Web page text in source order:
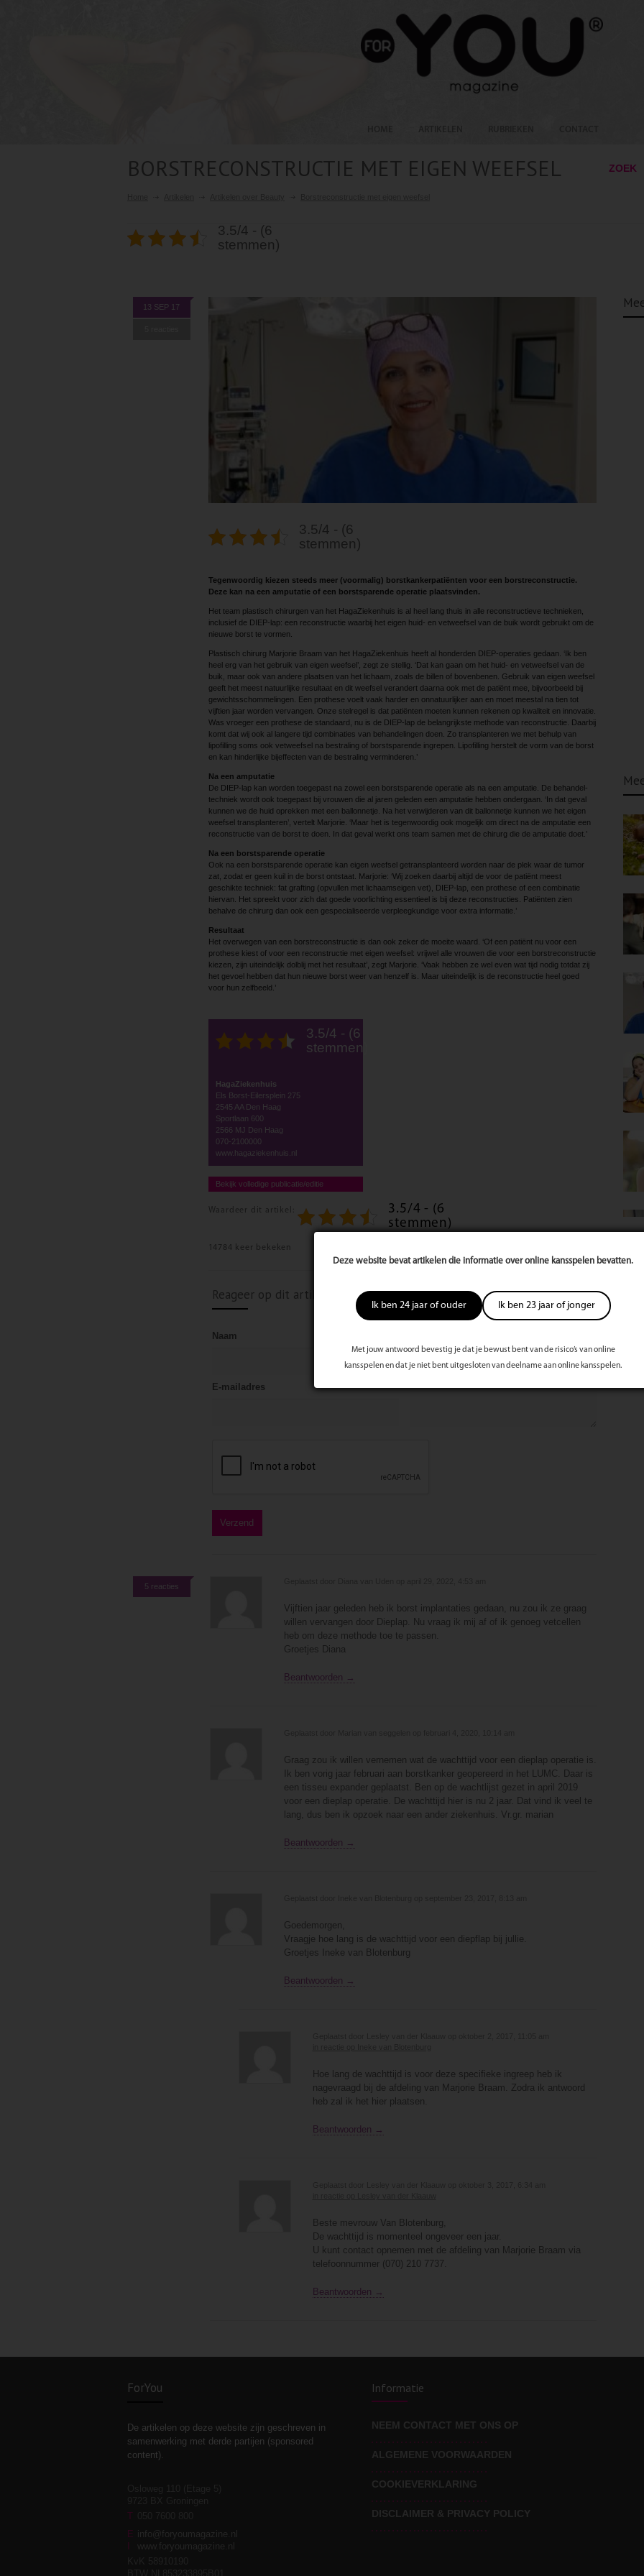
Deze website bevat artikelen die informatie over online kansspelen bevatten.
Ik ben 24 jaar of ouder Ik ben 23 jaar of jonger
Met jouw antwoord bevestig je dat je bewust bent van de risico’s van online
kansspelen en dat je niet bent uitgesloten van deelname aan online kansspelen.
BORSTRECONSTRUCTIE MET EIGEN WEEFSEL ZOEK
3.5/4 - (6
stemmen)
13 SEP 17
3.5/4 - (6
stemmen)
Tegenwoordig kiezen steeds meer (voormalig) borstkankerpatiënten voor een borstreconstructie.
Deze kan na een amputatie of een borstsparende operatie plaatsvinden.
Het team plastisch chirurgen van het HagaZiekenhuis is al heel lang thuis in alle reconstructieve technieken,
inclusief de DIEP-lap: een reconstructie waarbij het eigen huid- en vetweefsel van de buik wordt gebruikt om de
nieuwe borst te vormen.
Plastisch chirurg Marjorie Braam van het HagaZiekenhuis heeft al honderden DIEP-operaties gedaan. ‘Ik ben
heel erg van het gebruik van eigen weefsel’, zegt ze stellig. ‘Dat kan gaan om het huid- en vetweefsel van de
buik, maar ook van andere plaatsen van het lichaam, zoals de billen of bovenbenen. Gebruik van eigen weefsel
geeft het meest natuurlijke resultaat en dit weefsel verandert daarna ook met de patiënt mee, bijvoorbeeld bij
gewichtsschommelingen. Een prothese voelt vaak harder en onnatuurlijker aan en moet meestal na tien tot
vijftien jaar worden vervangen. Onze stelregel is dat patiënten moeten kunnen rekenen op kwaliteit en innovatie.
Was vroeger een prothese de standaard, nu is de DIEP-lap de belangrijkste methode van reconstructie. Daarbij
komt dat wij ook al langere tijd combinaties van behandelingen doen. Zo transplanteren we met behulp van
lipofilling soms ook vetweefsel na bestraling of borstsparende ingrepen. Lipofilling herstelt de vorm van de borst
en kan hinderlijke bijeffecten van de bestraling verminderen.’
Na een amputatie
De DIEP-lap kan worden toegepast na zowel een borst­sparende operatie als na een amputatie. De behandel­
techniek wordt ook toegepast bij vrouwen die al jaren geleden een amputatie hebben ondergaan. ‘In dat geval
kunnen we de huid oprekken met een ballonnetje. Na het verwijderen van dit ballonnetje kunnen we het eigen
weefsel transplanteren’, vertelt Marjorie. ‘Maar het is tegenwoordig ook mogelijk om direct na de amputatie een
reconstructie van de borst te doen. In dat geval werkt ons team samen met de chirurg die de amputatie doet.’
Na een borstsparende operatie
Ook na een borstsparende operatie kan eigen weefsel getransplanteerd worden naar de plek waar de tumor
zat, zodat er geen kuil in de borst ontstaat. Marjorie: ‘Wij zoeken daarbij altijd de voor de patiënt meest
geschikte techniek: fat grafting (opvullen met lichaamseigen vet), DIEP-lap, een prothese of een combinatie
hiervan. Het spreekt voor zich dat goede voorlichting essentieel is bij deze reconstructies. Patiënten zien
behalve de chirurg dan ook een gespecia­liseerde verpleegkundige voor extra informatie.’
Resultaat
Het overwegen van een borstreconstructie is dan ook zeker de moeite waard. ‘Of een patiënt nu voor een
prothese kiest of voor een reconstructie met eigen weefsel: vrijwel alle vrouwen die voor een borstreconstructie
kiezen, zijn uiteindelijk dolblij met het resultaat’, zegt Marjorie. ‘Vaak hebben ze wel even wat tijd nodig totdat zij
het gevoel hebben dat hun nieuwe borst weer van henzelf is. Maar uiteindelijk is de reconstructie heel goed
voor hun zelfbeeld.’
3.5/4 - (6
stemmen)
HagaZiekenhuis
Els Borst-Eilersplein 275
2545 AA Den Haag
Sportlaan 600
2566 MJ Den Haag
070-2100000
www.hagaziekenhuis.nl
Bekijk volledige publicatie/editie
Waardeer dit artikel:
3.5/4 - (6
stemmen)
14784 keer bekeken
Reageer op dit artikel
Naam
E-mailadres
5 reacties
Vijftien jaar geleden heb ik borst implantaties gedaan, nu zou ik ze graag
willen vervangen door Dieplap. Nu vraag ik mij af of ik genoeg vetcellen
heb om deze methode toe te passen.
Groetjes Diana
Beantwoorden →
Graag zou ik willen vernemen wat de wachttijd voor een dieplap operatie is.
Ik ben vorig jaar februari aan borstkanker geopereerd in het LUMC. Daar is
een tisseu expander geplaatst. Ben op de wachtlijst gezet in april 2019
voor een dieplap operatie. De wachttijd hier is nu 2 jaar. Dat vind ik veel te
lang, dus ben ik opzoek naar een ander ziekenhuis. Vr.gr. marian
Beantwoorden →
Goedemorgen,
Vraagje hoe lang is de wachttijd voor een diepflap bij jullie.
Groetjes Ineke van Blotenburg
Beantwoorden →
Hoe lang de wachttijd is voor deze specifieke ingreep heb ik
nagevraagd bij de afdeling van Marjorie Braam. Zodra ik antwoord
heb zal ik het hier plaatsen.
Beantwoorden →
Beste mevrouw Van Blotenburg,
De wachttijd is momenteel ongeveer een jaar.
U kunt contact opnemen met de afdeling van Marjorie Braam via
telefoonnummer (070) 210 7737.
Beantwoorden →
ForYou
De artikelen op deze website zijn geschreven in
samenwerking met derde partijen (sponsored
content).
T
E info@foryoumagazine.nl
www.foryoumagazine.nl
Informatie
NEEM CONTACT MET ONS OP
ALGEMENE VOORWAARDEN
COOKIEVERKLARING
DISCLAIMER & PRIVACY POLICY